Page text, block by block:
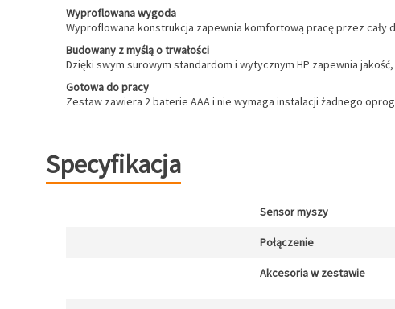
Wyproflowana wygoda
Wyproflowana konstrukcja zapewnia komfortową pracę przez
Budowany z myślą o trwałości
Dzięki swym surowym standardom i wytycznym HP zapewnia
Gotowa do pracy
Zestaw zawiera 2 baterie AAA i nie wymaga instalacji żadnego
Specyfikacja
Sensor myszy
Połączenie
Akcesoria w zestawie